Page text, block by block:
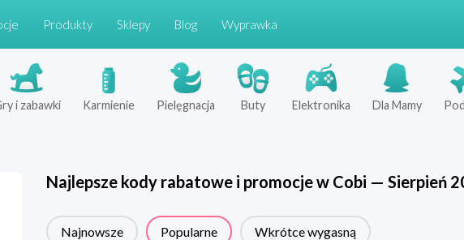
Produkty Sklepy Blog Wyprawka
i zabawki Karmienie Pielęgnacja Buty Elektronika Dla Mamy
Najlepsze kody rabatowe i promocje w Cobi — Sierpień
Najnowsze Popularne Wkrótce wygasną